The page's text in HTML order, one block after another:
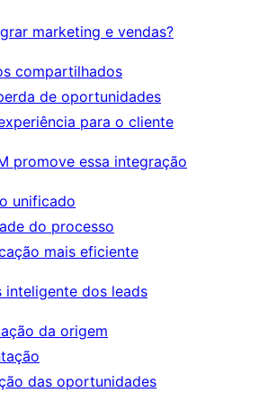
marketing e vendas?
compartilhados
de oportunidades
para o cliente
promove essa integração
unificado
do processo
mais eficiente
inteligente dos leads
da origem
das oportunidades